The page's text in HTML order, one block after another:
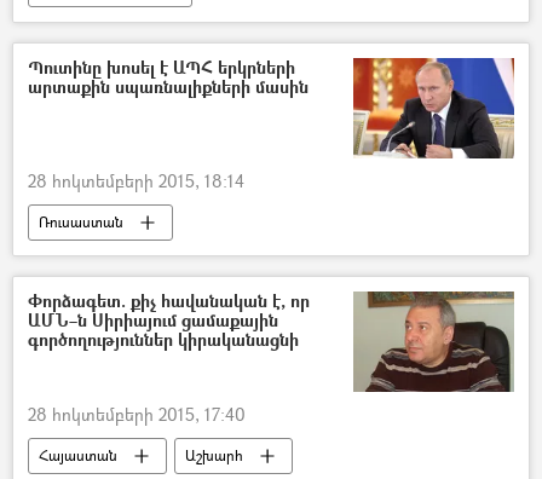
Պուտինը խոսել է ԱՊՀ երկրների
արտաքին սպառնալիքների մասին
28 հոկտեմբերի 2015, 18:14
Ռուսաստան
Փորձագետ. քիչ հավանական է, որ
ԱՄՆ–ն Սիրիայում ցամաքային
գործողություններ կիրականացնի
28 հոկտեմբերի 2015, 17:40
Հայաստան
Աշխարհ